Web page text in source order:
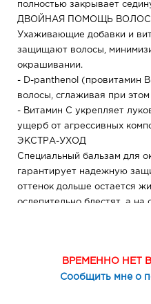
полностью закрывает
ДВОЙНАЯ ПОМОЩЬ
Ухаживающие добавки и
защищают волосы,
окрашивании.
- D-panthenol (провитамин
волосы, сглаживая при
- Витамин С укрепляет
ущерб от агрессивных
ЭКСТРА-УХОД
Специальный бальзам для
гарантирует надежную
оттенок дольше остается
ослепительно блестят, а на
Состав: Красящий состав/
AMMONIUM HYDROXYDE,
ВРЕМЕННО НЕТ
Сообщить мне о